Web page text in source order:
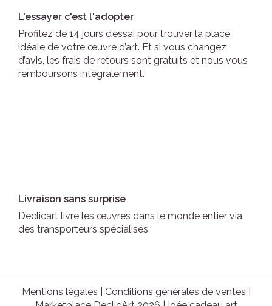
L'essayer c'est l'adopter
Profitez de 14 jours d’essai pour trouver la place
idéale de votre œuvre d’art. Et si vous changez
d’avis, les frais de retours sont gratuits et nous vous
remboursons intégralement.
Livraison sans surprise
Declicart livre les œuvres dans le monde entier via
des transporteurs spécialisés.
Mentions légales Conditions générales de ventes